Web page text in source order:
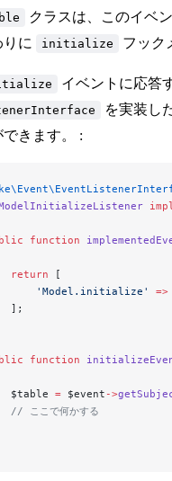
クラスは、このイベ
りに
initialize フック
イベントに応答
を実装し
きます。 :
function
return
[
'Model.initialize'
=>
];
function
$table
= $event ->
// ここで何かする